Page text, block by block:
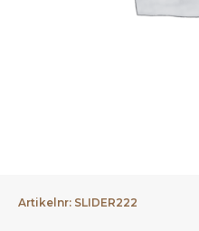
Artikelnr: SLIDER222